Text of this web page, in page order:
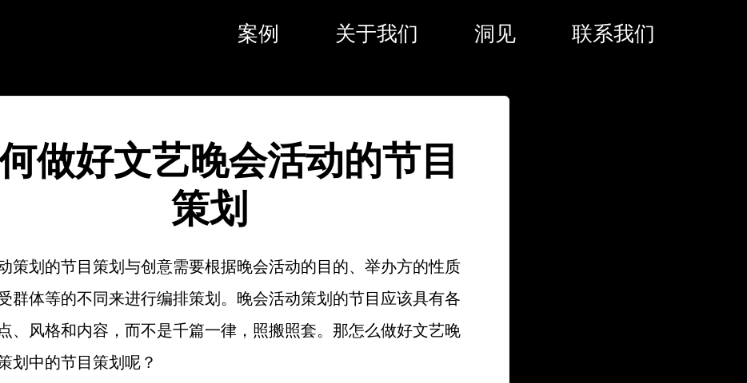
案例 关于我们 洞见 联系我们
做好文艺晚会活动的节目
策划
策划的节目策划与创意需要根据晚会活动的目的、举办方的性质
群体等的不同来进行编排策划。晚会活动策划的节目应该具有各
、风格和内容，而不是千篇一律，照搬照套。那怎么做好文艺晚
划中的节目策划呢？